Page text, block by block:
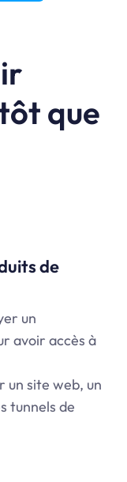
que
de
un
avoir accès à
un site web, un
tunnels de